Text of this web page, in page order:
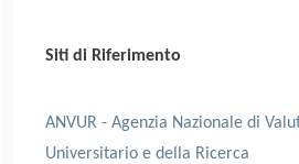
Siti di Riferimento
ANVUR - Agenzia Nazionale di
Universitario e della Ricerca